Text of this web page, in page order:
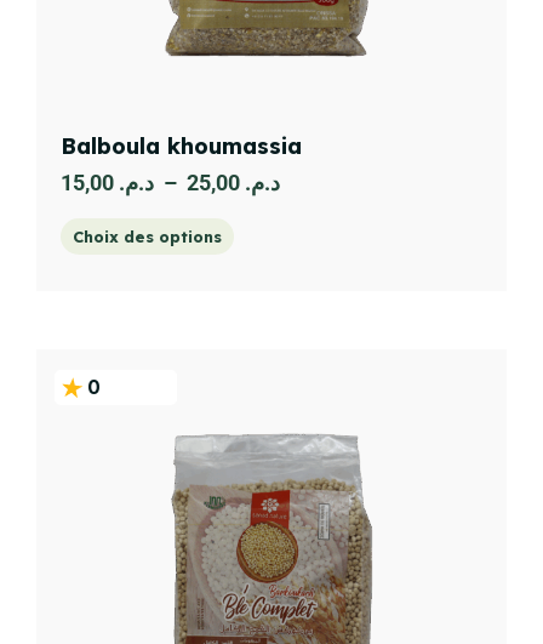
Balboula khoumassia
د.م. – د.م.
Choix des options
0